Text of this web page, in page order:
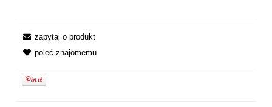
zapytaj o produkt
poleć znajomemu